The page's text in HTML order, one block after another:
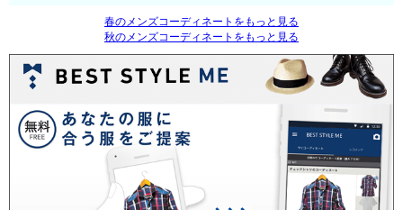
春のメンズコーディネートをもっと見る
秋のメンズコーディネートをもっと見る